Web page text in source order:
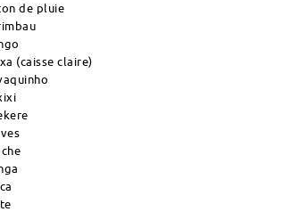
de pluie
(caisse claire)